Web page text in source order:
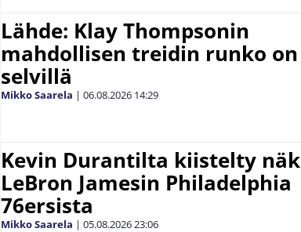
Lähde: Klay Thompsonin
mahdollisen treidin runko on
selvillä
Mikko Saarela | 06.08.2026 14:29
Kevin Durantilta kiistelty
LeBron Jamesin Philadelphia
76ersista
Mikko Saarela | 05.08.202623:06